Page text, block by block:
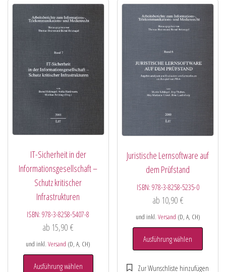
IT-Sicherheit in der
Informationsgesellschaft –
Schutz kritischer
Infrastrukturen
ISBN:978-3-8258-5407-8
ab 15,90€
und inkl.Versand (D, A, CH)
Ausführung wählen
Juristische Lernsoftware auf
dem Prüfstand
ISBN: 978-3-8258-5235-0
ab 10,90 €
und inkl. Versand (D, A, CH)
Ausführung wählen